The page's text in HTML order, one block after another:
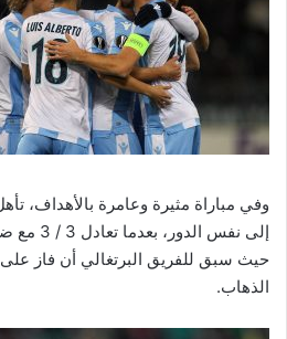
وفي مباراة مثيرة وعامرة بالأهداف،
إلى نفس
الذهاب.